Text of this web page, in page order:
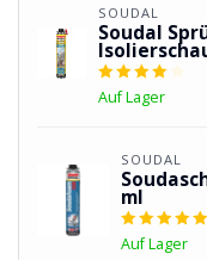
SOUDAL
Soudal
Auf Lager
SOUDAL
ml
Auf Lager